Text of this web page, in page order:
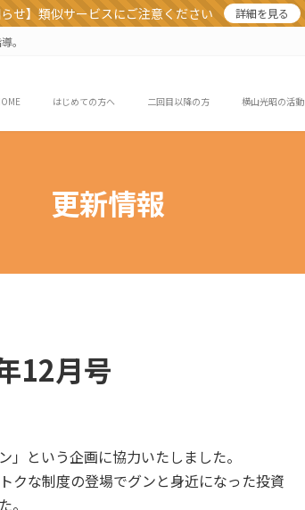
らせ】類似サービスにご注意ください
詳細を見る
。
はじめての方へ 二回目以降の方 横山光昭の活動
更新情報
12月号
」という企画に協力いたしました。
クな制度の登場でグンと身近になった投資
。